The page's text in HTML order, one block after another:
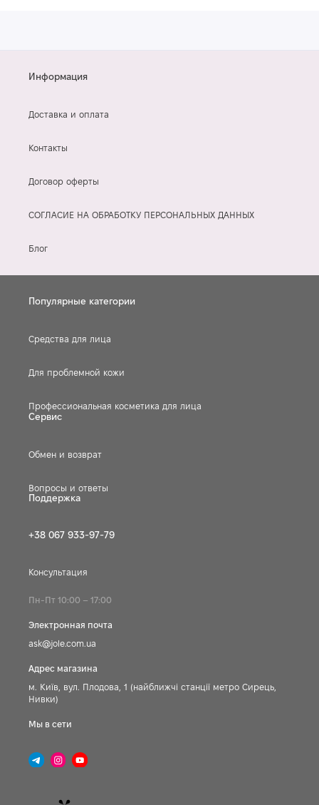
Информация
Доставка и оплата
Контакты
Договор оферты
СОГЛАСИЕ НА ОБРАБОТКУ ПЕРСОНАЛЬНЫХ ДАННЫХ
Блог
Популярные категории
Средства для лица
Для проблемной кожи
Профессиональная косметика для лица
Сервис
Обмен и возврат
Вопросы и ответы
Поддержка
+38 067 933-97-79
Консультация
Пн-Пт 10:00 – 17:00
Электронная почта
ask@jole.com.ua
Адрес магазина
м. Київ, вул. Плодова, 1 (найближчі станції метро Сирець,
Нивки)
Мы в сети